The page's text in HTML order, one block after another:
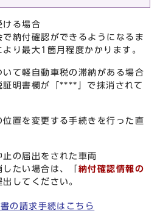
ける場合
納付確認ができるようになるま
り最大1箇月程度かかります。
て軽自動車税の滞納がある場合
明書欄が「****」で抹消されて
置を変更する手続きを行った直
の届出をされた車両
たい場合は、「納付確認情報の
出してください。
の請求手続はこちら